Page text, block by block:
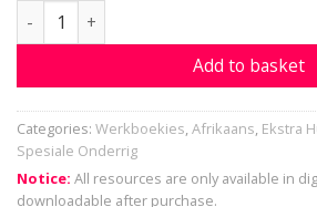
Kleine Wolfie leer lees VOORBEELD
Add to basket
Categories: Werkboekies,Afrikaans, Ekstra
Spesiale Onderrig
Notice: All resources are only available in
downloadable after purchase.